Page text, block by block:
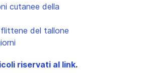
cutanee della
del tallone
riservati al link.